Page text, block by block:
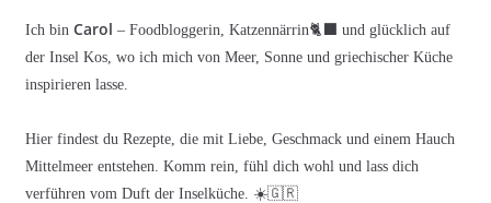
Ich bin Carol – Foodbloggerin, Katzennärrin🐈‍⬛ und glücklich auf
der Insel Kos, wo ich mich von Meer, Sonne und griechischer Küche
inspirieren lasse.
Hier findest du Rezepte, die mit Liebe, Geschmack und einem Hauch
Mittelmeer entstehen. Komm rein, fühl dich wohl und lass dich
verführen vom Duft der Inselküche. ☀️🇬🇷